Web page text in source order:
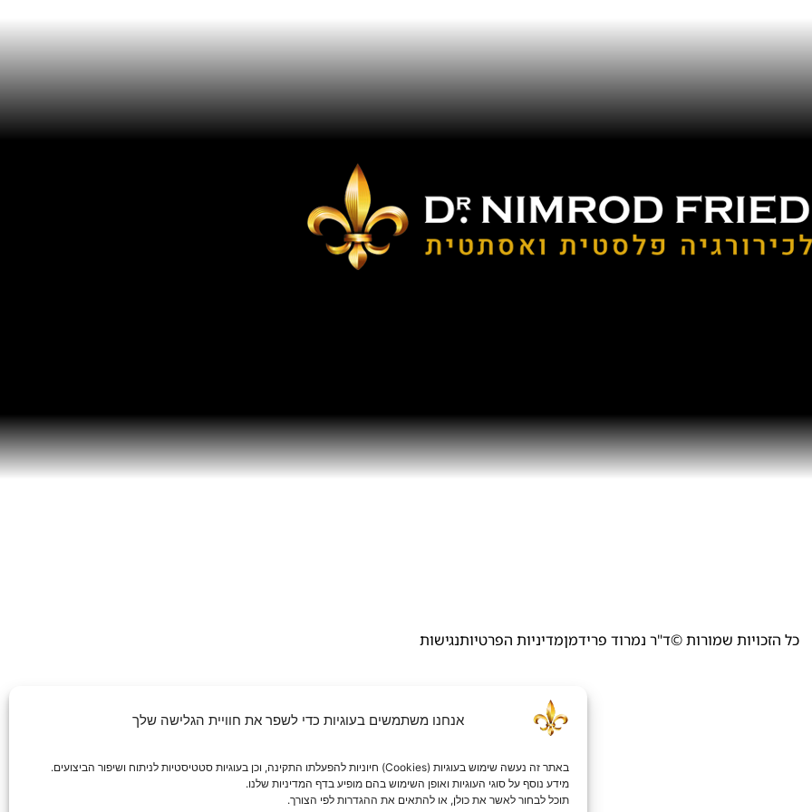
אנחנו משתמשים בעוגיות כדי לשפר את חוויית הגלישה שלך
באתר זה נעשה שימוש בעוגיות (Cookies) חיוניות להפעלתו התקינה, וכן בעוגיות סטטיסטיות לניתוח ושיפור הביצועים.
מידע נוסף על סוגי העוגיות ואופן השימוש בהם מופיע בדף המדיניות שלנו.
תוכל לבחור לאשר את כולן, או להתאים את ההגדרות לפי הצורך.
כל הזכויות שמורות ©ד"ר נמרוד פרידמןמדיניות הפרטיותנגישות